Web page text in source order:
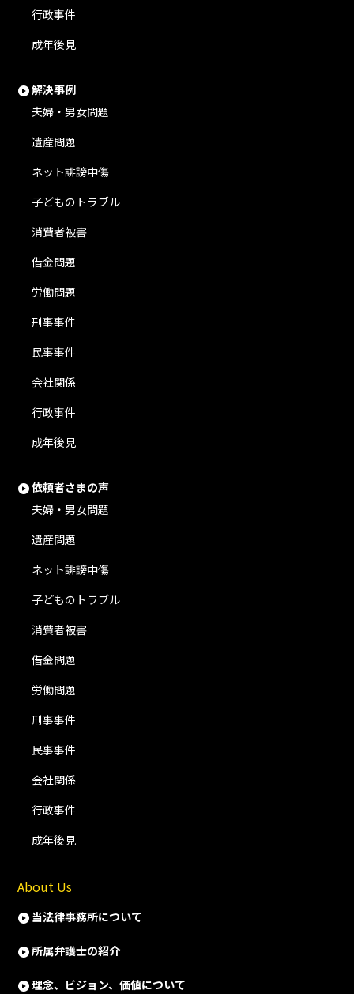
行政事件
成年後見
解決事例
夫婦・男女問題
遺産問題
ネット誹謗中傷
子どものトラブル
消費者被害
借金問題
労働問題
刑事事件
民事事件
会社関係
行政事件
成年後見
依頼者さまの声
夫婦・男女問題
遺産問題
ネット誹謗中傷
子どものトラブル
消費者被害
借金問題
労働問題
刑事事件
民事事件
会社関係
行政事件
成年後見
About Us
当法律事務所について
所属弁護士の紹介
理念、ビジョン、価値について